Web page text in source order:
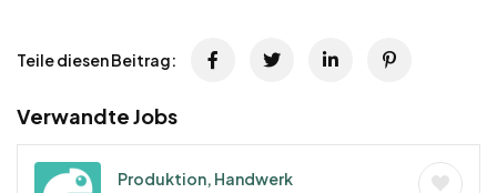
Teile diesen Beitrag:
Verwandte Jobs
Produktion, Handwerk